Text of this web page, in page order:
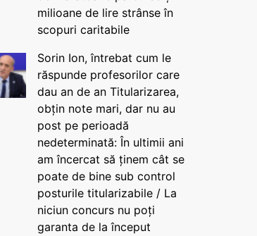
milioane de lire strânse în
scopuri caritabile
Sorin Ion, întrebat cum le
răspunde profesorilor care
dau an de an Titularizarea,
obțin note mari, dar nu au
post pe perioadă
nedeterminată: În ultimii ani
am încercat să ținem cât se
poate de bine sub control
posturile titularizabile / La
niciun concurs nu poți
garanta de la început